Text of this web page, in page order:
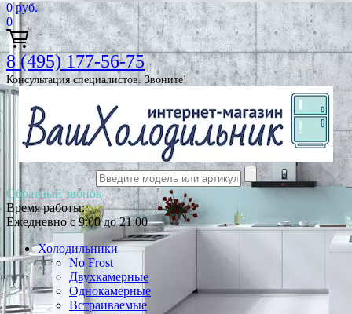
0 руб.
0
8 (495) 177-56-75
Консультация специалистов. Звоните!
Обратный звонок
Время работы:
Ежедневно с 9:00 до 21:00
Холодильники
No Frost
Двухкамерные
Однокамерные
Встраиваемые